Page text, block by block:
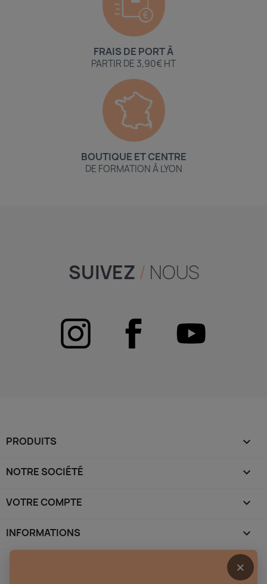
FRAIS DE PORT À
PARTIR DE 3,90€ HT
BOUTIQUE ET CENTRE
DE FORMATION À LYON
SUIVEZ / NOUS
PRODUITS 
NOTRE SOCIÉTÉ 
VOTRE COMPTE 
INFORMATIONS keyboard_arrow_down
×